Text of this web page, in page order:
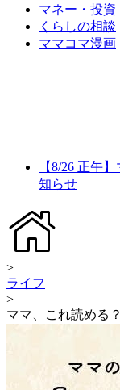
マネー・投資
くらしの相談
ママコマ漫画
【8/26 正午
知らせ
>
ライフ
>
ママ、これ読める